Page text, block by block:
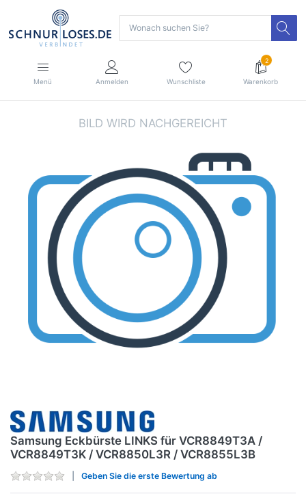
Menü Anmelden Wunschliste
2
Warenkorb
Samsung Eckbürste LINKS für VCR8849T3A /
VCR8849T3K / VCR8850L3R / VCR8855L3B
Geben Sie die erste Bewertung ab